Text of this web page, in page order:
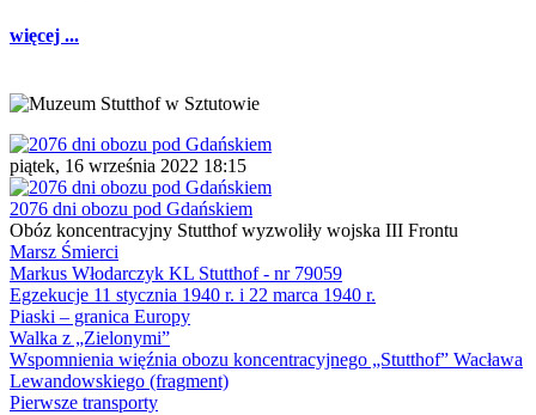
więcej ...
piątek, 16 września 2022 18:15
2076 dni obozu pod Gdańskiem
Obóz koncentracyjny Stutthof wyzwoliły wojska III Frontu
Marsz Śmierci
Markus Włodarczyk KL Stutthof - nr 79059
Egzekucje 11 stycznia 1940 r. i 22 marca 1940 r.
Piaski – granica Europy
Walka z „Zielonymi”
Wspomnienia więźnia obozu koncentracyjnego „Stutthof” Wacława
Lewandowskiego (fragment)
Pierwsze transporty